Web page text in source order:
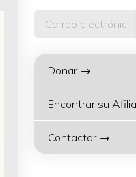
Donar →
Encontrar su
Contactar →